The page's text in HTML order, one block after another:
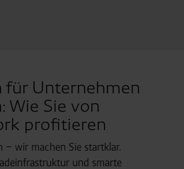
für Unternehmen
Wie Sie von
profitieren
wir machen Sie startklar.
und smarte